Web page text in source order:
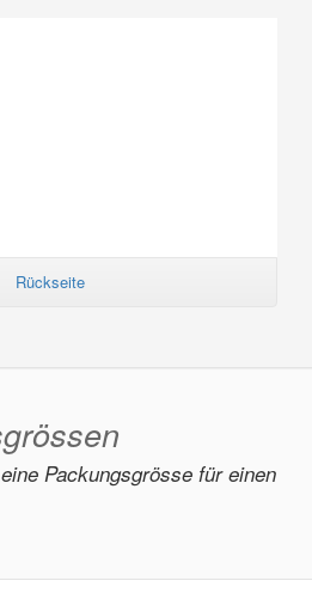
Rückseite
Packungsgrösse für einen